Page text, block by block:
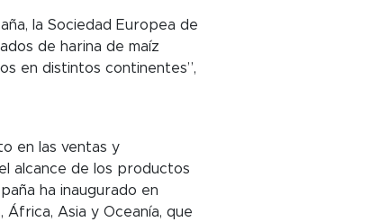
la Sociedad Europea de
de harina de maíz
en distintos continentes”,
en las ventas y
alcance de los productos
ha inaugurado en
Asia y Oceanía, que